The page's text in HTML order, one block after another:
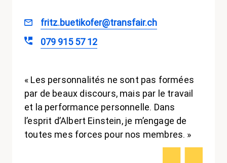
fritz.buetikofer@transfair.ch
079 915 57 12
« Les personnalités ne sont pas formées
par de beaux discours, mais par le travail
et la performance personnelle. Dans
l’esprit d’Albert Einstein, je m’engage de
toutes mes forces pour nos membres. »